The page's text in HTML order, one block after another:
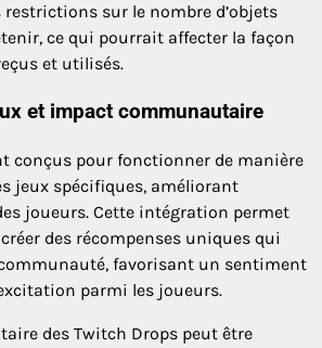
sur le nombre d’objets
ce qui pourrait affecter la façon
et utilisés.
et impact communautaire
conçus pour fonctionner de manière
jeux spécifiques, améliorant
joueurs. Cette intégration permet
des récompenses uniques qui
favorisant un sentiment
parmi les joueurs.
des Twitch Drops peut être